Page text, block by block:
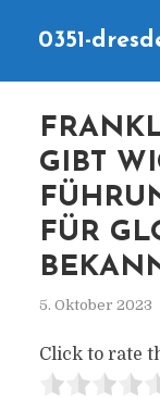
0351-
GIBT
FÜR
5. Oktober 2023
Click to rate